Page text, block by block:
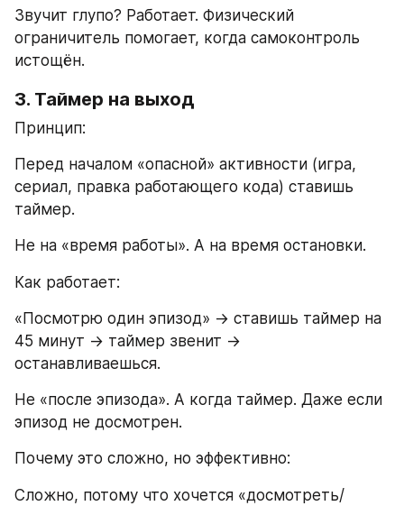
Звучит глупо? Работает. Физический
ограничитель помогает, когда самоконтроль
истощён.
3. Таймер на выход
Принцип:
Перед началом «опасной» активности (игра,
сериал, правка работающего кода) ставишь
таймер.
Не на «время работы». А на время остановки.
Как работает:
«Посмотрю один эпизод» → ставишь таймер на
45 минут → таймер звенит →
останавливаешься.
Не «после эпизода». А когда таймер. Даже если
эпизод не досмотрен.
Почему это сложно, но эффективно:
Сложно, потому что хочется «досмотреть/